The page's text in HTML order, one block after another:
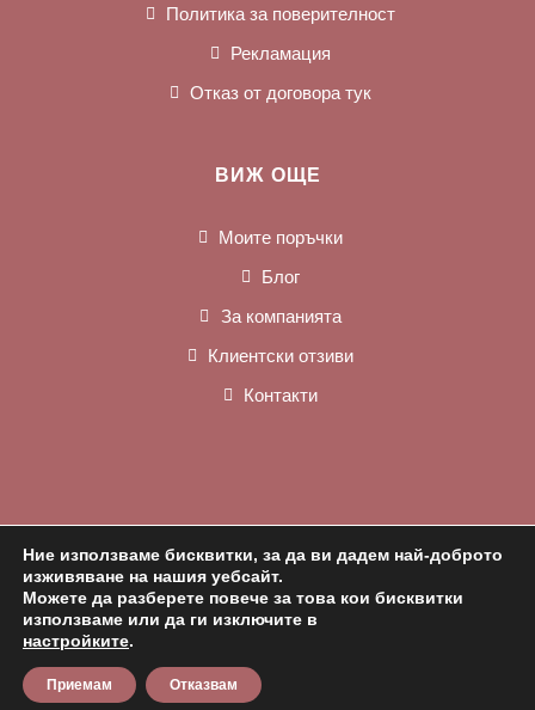
Политика за поверителност
Рекламация
Отказ от договора тук
ВИЖ ОЩЕ
Моите поръчки
Блог
За компанията
Клиентски отзиви
Контакти
Актуализиран 2024г от
Ние използваме бисквитки, за да ви дадем най-доброто
изживяване на нашия уебсайт.
Можете да разберете повече за това кои бисквитки
използваме или да ги изключите в
настройките.
Приемам Отказвам